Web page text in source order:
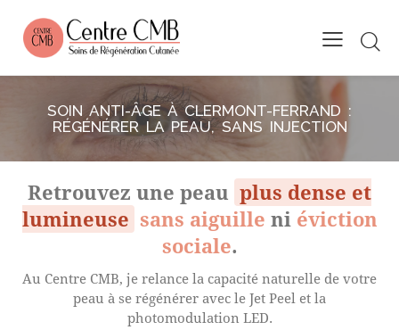
SOIN ANTI-ÂGE À CLERMONT-FERRAND :
RÉGÉNÉRER LA PEAU, SANS INJECTION
Retrouvez une peau plus dense et
lumineuse sans aiguille ni éviction
sociale.
Au Centre CMB, je relance la capacité naturelle de votre
peau à se régénérer avec le Jet Peel et la
photomodulation LED.